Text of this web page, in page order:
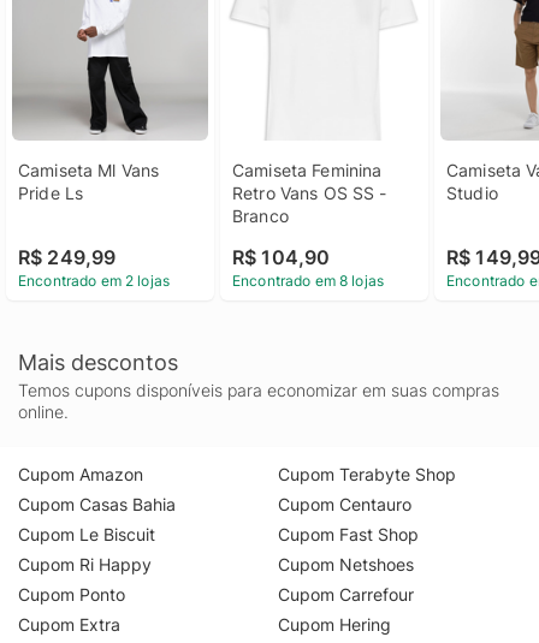
Camiseta Ml Vans
Pride Ls
R$ 249,99
Encontrado em 2 lojas
Camiseta Feminina
Retro Vans OS SS -
Branco
R$ 104,90
Encontrado em 8 lojas
Camiseta
Studio
R$
Encontrado
Mais descontos
Temos cupons disponíveis para economizar em suas compras
online.
Cupom Amazon
Cupom Casas Bahia
Cupom Le Biscuit
Cupom Ri Happy
Cupom Ponto
Cupom Extra
Cupom Terabyte Shop
Cupom Centauro
Cupom Fast Shop
Cupom Netshoes
Cupom Carrefour
Cupom Hering